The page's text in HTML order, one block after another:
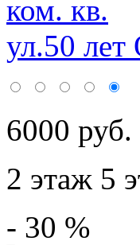
ул.50 лет
6000 руб.
2 этаж 5
- 30 %